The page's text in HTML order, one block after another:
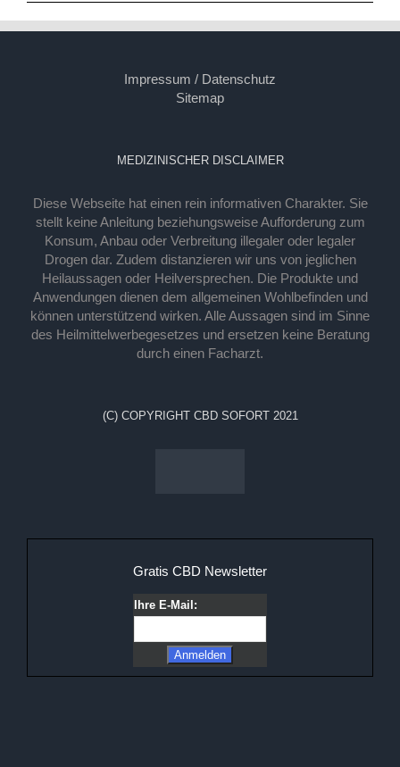
Impressum / Datenschutz
Sitemap
MEDIZINISCHER DISCLAIMER
Diese Webseite hat einen rein informativen Charakter. Sie
stellt keine Anleitung beziehungsweise Aufforderung zum
Konsum, Anbau oder Verbreitung illegaler oder legaler
Drogen dar. Zudem distanzieren wir uns von jeglichen
Heilaussagen oder Heilversprechen. Die Produkte und
Anwendungen dienen dem allgemeinen Wohlbefinden und
können unterstützend wirken. Alle Aussagen sind im Sinne
des Heilmittelwerbegesetzes und ersetzen keine Beratung
durch einen Facharzt.
(C) COPYRIGHT CBD SOFORT 2021
Gratis CBD Newsletter
Ihre E-Mail: